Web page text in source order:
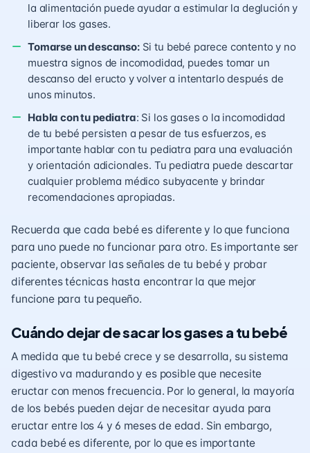
la alimentación puede ayudar a estimular la deglución y
liberar los gases.
Tomarse un descanso:Si tu bebé parece contento y no
muestra signos de incomodidad, puedes tomar un
descanso del eructo y volver a intentarlo después de
unos minutos.
Habla con tu pediatra: Si los gases o la incomodidad
de tu bebé persisten a pesar de tus esfuerzos, es
importante hablar con tu pediatra para una evaluación
y orientación adicionales. Tu pediatra puede descartar
cualquier problema médico subyacente y brindar
recomendaciones apropiadas.
Recuerda que cada bebé es diferente y lo que funciona
para uno puede no funcionar para otro. Es importante ser
paciente, observar las señales de tu bebé y probar
diferentes técnicas hasta encontrar la que mejor
funcione para tu pequeño.
Cuándo dejar de sacar los gases a tu bebé
A medida que tu bebé crece y se desarrolla, su sistema
digestivo va madurando y es posible que necesite
eructar con menos frecuencia. Por lo general, la mayoría
de los bebés pueden dejar de necesitar ayuda para
eructar entre los 4 y 6 meses de edad. Sin embargo,
cada bebé es diferente, por lo que es importante